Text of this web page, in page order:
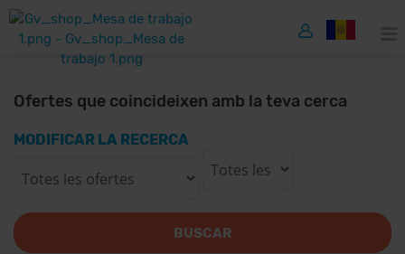
Ofertes que coincideixen amb la teva cerca
MODIFICAR LA RECERCA
BUSCAR